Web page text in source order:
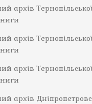
архів
архів
архів
архів